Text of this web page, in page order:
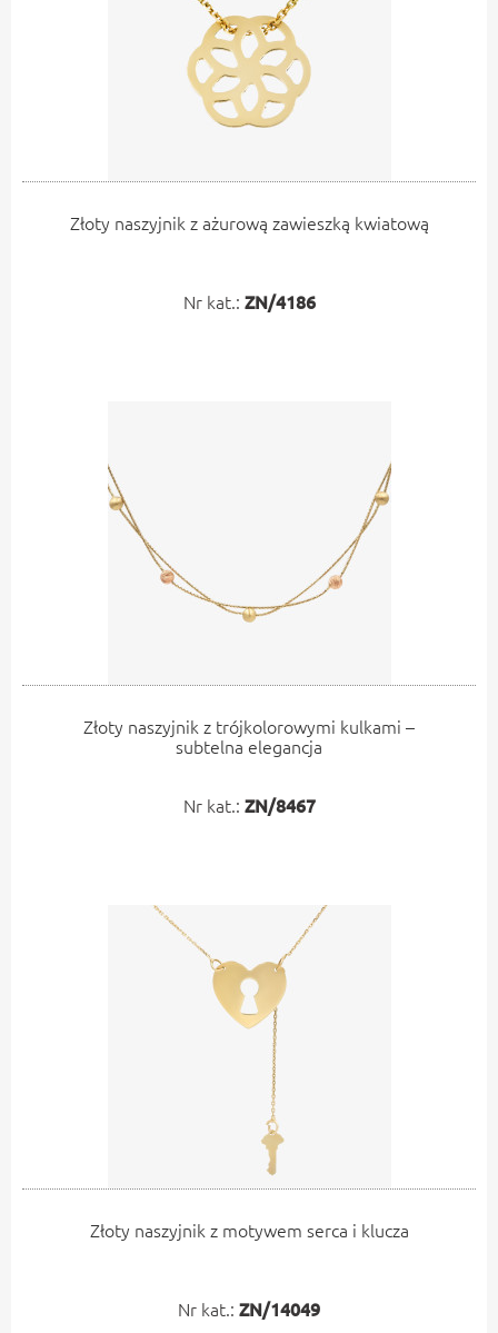
Złoty naszyjnik z ażurową zawieszką kwiatową
Nr kat.: ZN/4186
Złoty naszyjnik z trójkolorowymi kulkami –
subtelna elegancja
Nr kat.: ZN/8467
Złoty naszyjnik z motywem serca i klucza
Nr kat.: ZN/14049